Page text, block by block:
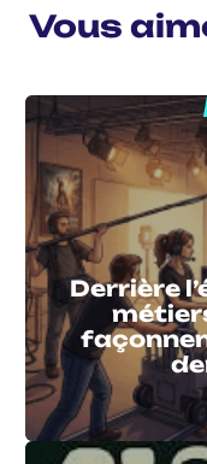
Vous
Derrière